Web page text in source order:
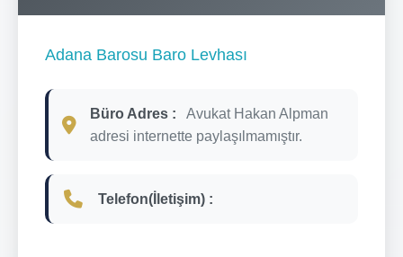
Adana Barosu Baro Levhası
Büro Adres :
Avukat Hakan Alpman
adresi internette paylaşılmamıştır.
Telefon(İletişim) :